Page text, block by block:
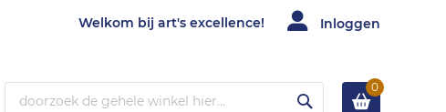
Welkom bij art's excellence! Inloggen
0